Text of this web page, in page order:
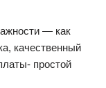
— как
качественный
простой